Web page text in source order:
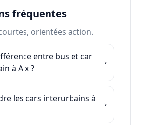
fréquentes
orientées action.
entre bus et car
à Aix ?
les cars interurbains à